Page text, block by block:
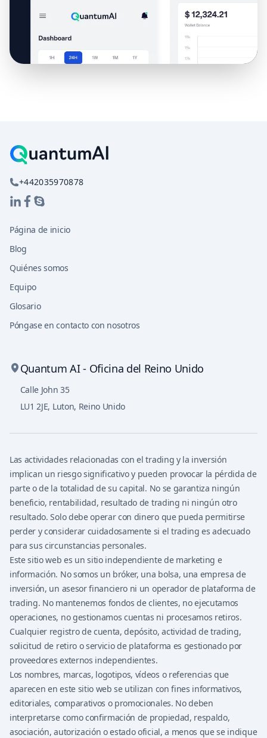
+442035970878
Página de inicio
Blog
Quiénes somos
Equipo
Glosario
Póngase en contacto con nosotros
Quantum AI - Oficina del Reino Unido
Calle John 35
LU1 2JE, Luton, Reino Unido
Las actividades relacionadas con el trading y la inversión
implican un riesgo significativo y pueden provocar la pérdida de
parte o de la totalidad de su capital. No se garantiza ningún
beneficio, rentabilidad, resultado de trading ni ningún otro
resultado. Solo debe operar con dinero que pueda permitirse
perder y considerar cuidadosamente si el trading es adecuado
para sus circunstancias personales.
Este sitio web es un sitio independiente de marketing e
información. No somos un bróker, una bolsa, una empresa de
inversión, un asesor financiero ni un operador de plataforma de
trading. No mantenemos fondos de clientes, no ejecutamos
operaciones, no gestionamos cuentas ni procesamos retiros.
Cualquier registro de cuenta, depósito, actividad de trading,
solicitud de retiro o servicio de plataforma es gestionado por
proveedores externos independientes.
Los nombres, marcas, logotipos, vídeos o referencias que
aparecen en este sitio web se utilizan con fines informativos,
editoriales, comparativos o promocionales. No deben
interpretarse como confirmación de propiedad, respaldo,
asociación, autorización o estado oficial, a menos que se indique